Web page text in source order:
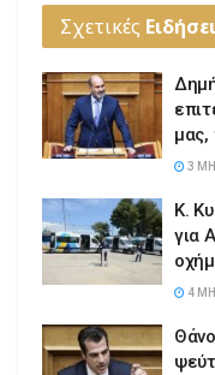
Σχετικές
μας,
3
Κ.
για
4